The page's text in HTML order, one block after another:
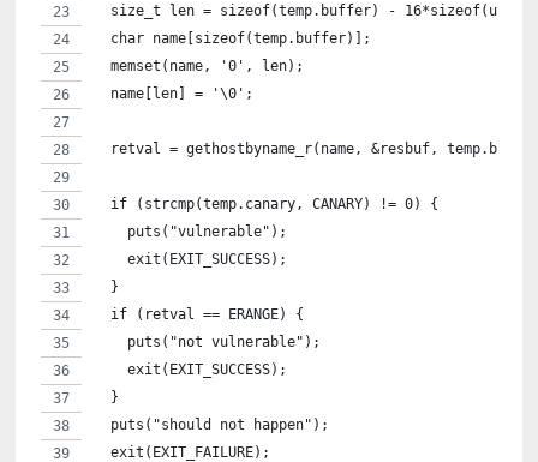
size_t len = sizeof(temp.buffer) -
  char name[sizeof(temp.buffer)];
  memset(name, '0', len);
  name[len] = '\0';
retval = gethostbyname_r(name, &resbuf,
  if (strcmp(temp.canary, CANARY) != 0) {
    puts("vulnerable");
    exit(EXIT_SUCCESS);
  }
  if (retval == ERANGE) {
    puts("not vulnerable");
    exit(EXIT_SUCCESS);
  }
  puts("should not happen");
  exit(EXIT_FAILURE);